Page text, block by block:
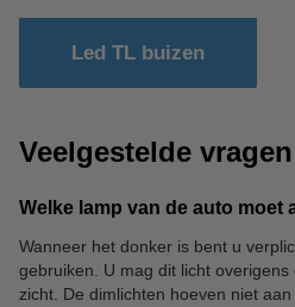
Led TL buizen
Veelgestelde vragen
Welke lamp van de auto moet
Wanneer het donker is bent u
gebruiken. U mag dit licht
zicht. De dimlichten hoeven niet